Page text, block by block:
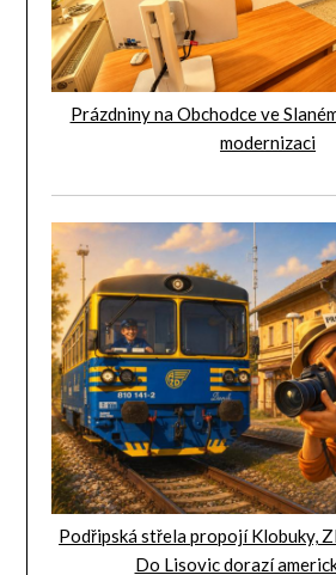
Prázdniny na Obchodce ve
modernizaci
Podřipská střela propojí Klobuky,
Do Lisovic dorazí